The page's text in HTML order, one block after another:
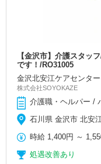
【金沢市】介護スタッ
です！/RO31005
金沢北安江ケアセンタ
株式会社SOYOKAZE
介護職・ヘルパー /
石川県 金沢市 北安
時給 1,400円 ～
処遇改善あり